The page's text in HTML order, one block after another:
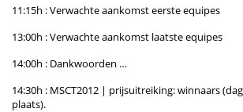
11:15h : Verwachte aankomst eerste equipes
13:00h : Verwachte aankomst laatste equipes
14:00h : Dankwoorden …
14:30h : MSCT2012 | prijsuitreiking: winnaars
plaats).